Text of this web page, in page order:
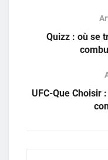
Quizz : où se
UFC-Que Choisir